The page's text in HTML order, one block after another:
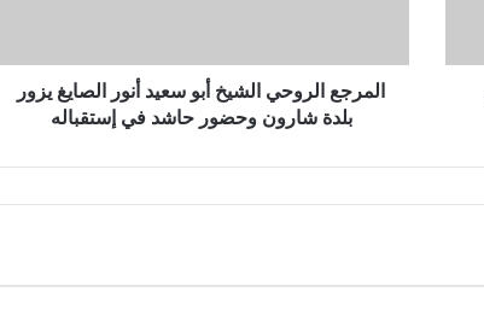
المرجع الروحي الشيخ أبو سعيد أنور الصايغ يزور
بلدة شارون وحضور حاشد في إستقباله